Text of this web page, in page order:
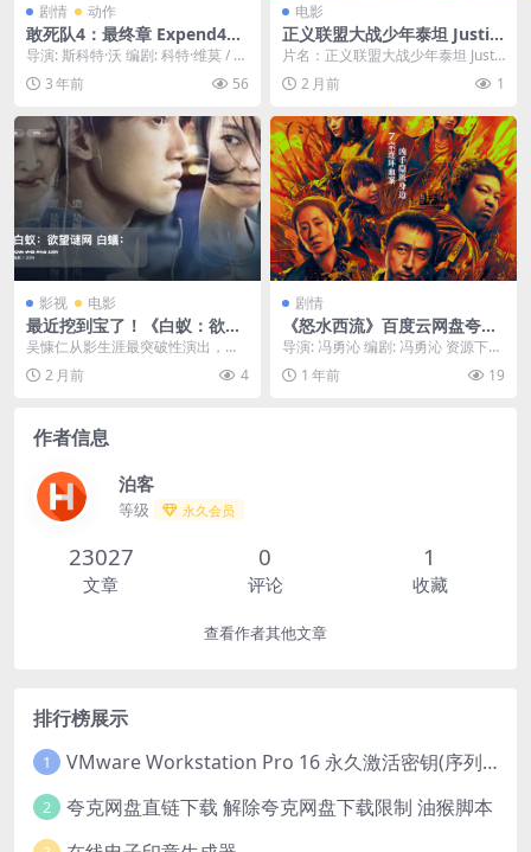
剧情 动作
敢死队4：最终章 Expend4bl
es (2023) 只分享精品????
导演: 斯科特·沃 编剧: 科特·维莫 / 泰
德·达格哈特 / 麦克斯·亚当斯 ...
3 年前 56
电影
正义联盟大战少年泰坦 Justic
e League vs. Teen Titans /
正盟大战少泰
片名：正义联盟大战少年泰坦 Justic
e League vs. Teen Ti...
2 月前 1
影视 电影
最近挖到宝了！《白蚁：欲望
谜网 白蟻：慾望謎網》 2016
未删减 限时转存
吴慷仁从影生涯最突破性演出，情
欲画面挑战尺度极限！以人性最写
实灰暗的底层出发，《...
2 月前 4
剧情
《怒水西流》百度云网盘夸克
下载.阿里云盘.中字.(2025)
导演: 冯勇沁 编剧: 冯勇沁 资源下
载：怒水西流下载阿里云盘,百度云
盘,夸克下...
1 年前 19
作者信息
泊客
等级 永久会员
23027
文章
0
评论
1
收藏
查看作者其他文章
排行榜展示
1 VMware Workstation Pro 16 永久激活密钥(序列号)
2 夸克网盘直链下载 解除夸克网盘下载限制 油猴脚本